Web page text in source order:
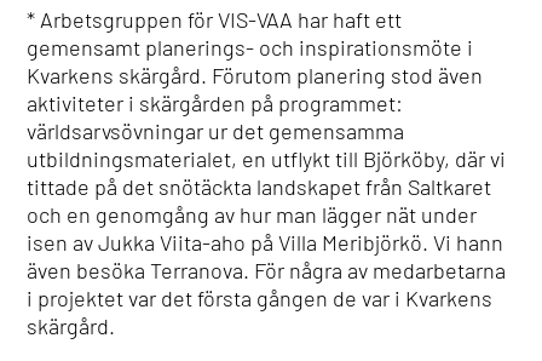
* Arbetsgruppen för VIS-VAA har haft ett
gemensamt planerings- och inspirationsmöte i
Kvarkens skärgård. Förutom planering stod även
aktiviteter i skärgården på programmet:
världsarvsövningar ur det gemensamma
utbildningsmaterialet, en utflykt till Björköby, där vi
tittade på det snötäckta landskapet från Saltkaret
och en genomgång av hur man lägger nät under
isen av Jukka Viita-aho på Villa Meribjörkö. Vi hann
även besöka Terranova. För några av medarbetarna
i projektet var det första gången de var i Kvarkens
skärgård.